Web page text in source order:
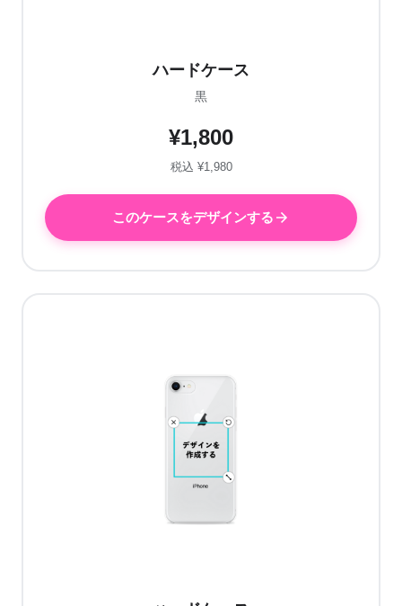
ハードケース
黒
¥1,800
税込 ¥1,980
このケースをデザインする